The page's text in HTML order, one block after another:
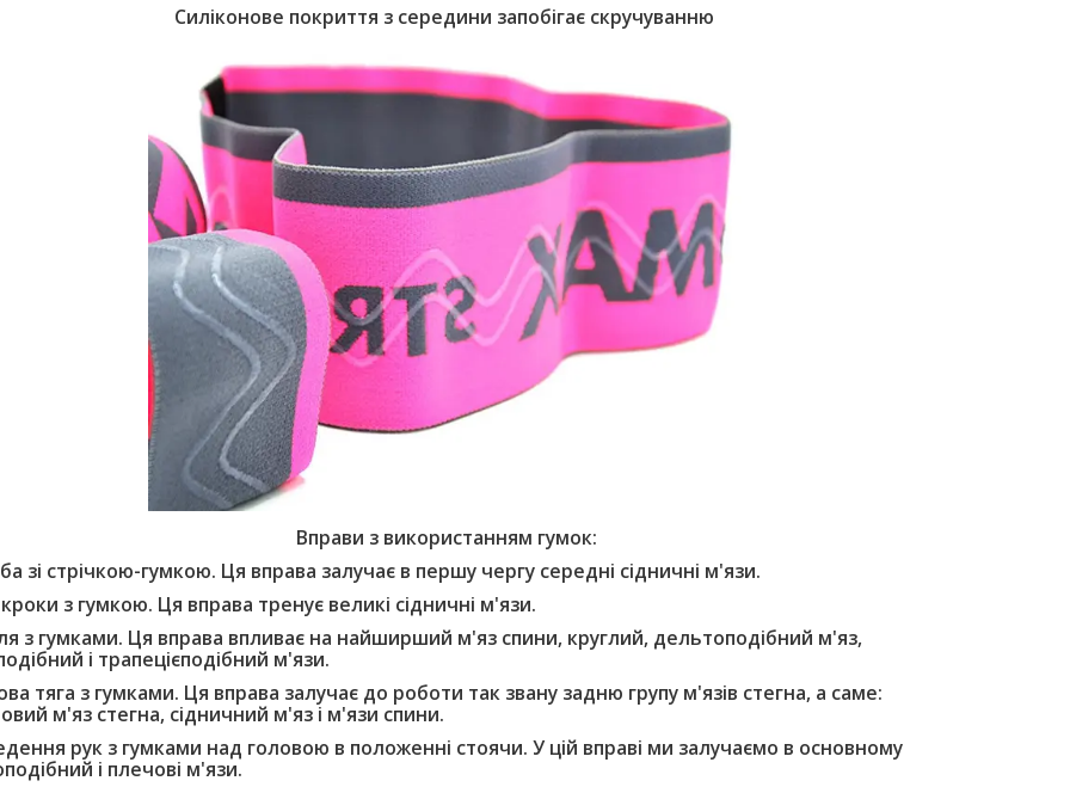
Силіконове покриття з середини запобігає скручуванню
Вправи з використанням гумок:
зі стрічкою-гумкою. Ця вправа залучає в першу чергу середні сідничні м'язи.
кроки з гумкою. Ця вправа тренує великі сідничні м'язи.
з гумками. Ця вправа впливає на найширший м'яз спини, круглий, дельтоподібний м'яз,
і трапецієподібний м'язи.
тяга з гумками. Ця вправа залучає до роботи так звану задню групу м'язів стегна, а саме:
м'яз стегна, сідничний м'яз і м'язи спини.
рук з гумками над головою в положенні стоячи. У цій вправі ми залучаємо в основному
і плечові м'язи.